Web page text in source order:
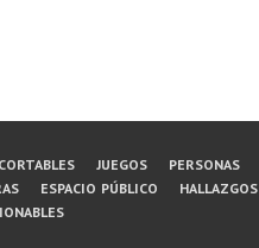
juegos personas
espacio público
hallazgos